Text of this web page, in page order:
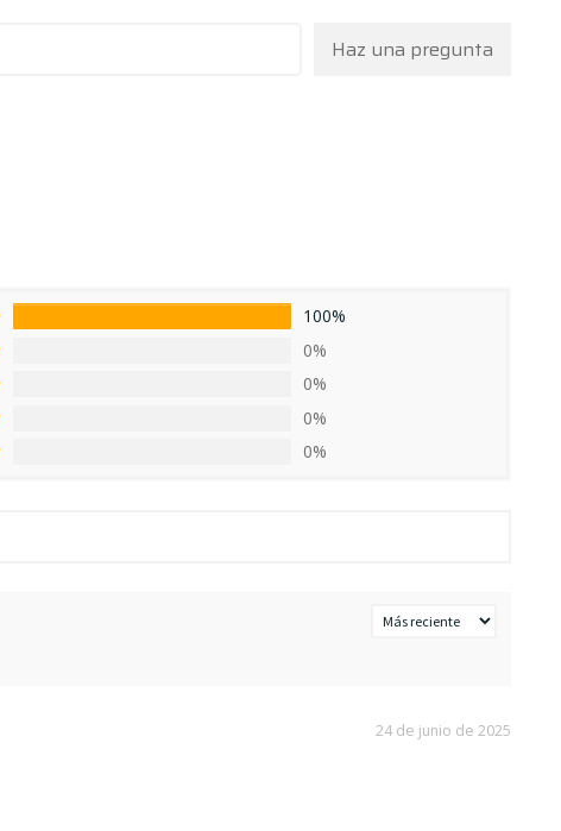
Haz una pregunta
100%
0%
0%
0%
0%
24 de junio de 2025